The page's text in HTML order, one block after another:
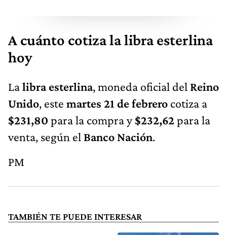
A cuánto cotiza la libra esterlina
hoy
Lalibra esterlina, moneda oficial del Reino
Unido, este martes 21 de febrero cotiza a
$231,80 para la compra y$232,62para la
venta, según el Banco Nación.
PM
TAMBIÉN TE PUEDE INTERESAR